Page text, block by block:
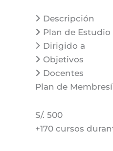
Descripción
Plan de Estudio
Dirigido a
Objetivos
Docentes
Plan de
S/. 500
+170 cursos